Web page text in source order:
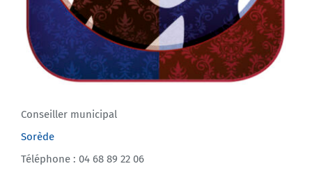
Conseiller municipal
Sorède
Téléphone : 04 68 89 22 06